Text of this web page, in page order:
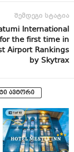
შემდეგი სტატია
International
the first time in
Airport Rankings
by Skytrax
ავტორი